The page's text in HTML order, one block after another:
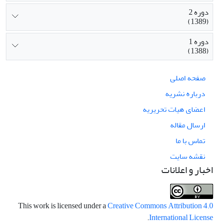
دوره 2
(1389)
دوره 1
(1388)
صفحه اصلی
درباره نشریه
اعضای هیات تحریریه
ارسال مقاله
تماس با ما
نقشه سایت
اخبار و اعلانات
This work is licensed under aCreative Commons Attribution 4.0
International License
.